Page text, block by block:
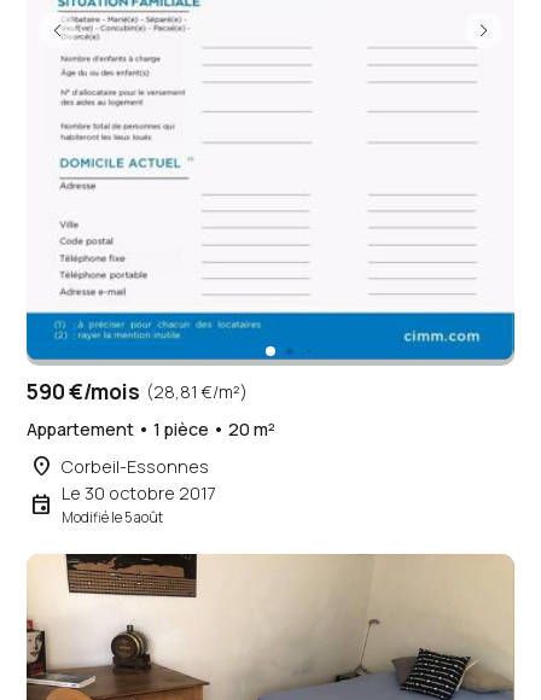
590 €/mois (28,81 €/m²)
Appartement • 1 pièce • 20 m²
place Corbeil-Essonnes
event Le 30 octobre 2017
Modifié le 5 août